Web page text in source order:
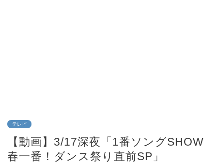
テレビ
【動画】3/17深夜「1番ソングSHOW
春一番！ダンス祭り直前SP」